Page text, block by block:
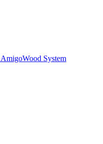
AmigoWood System